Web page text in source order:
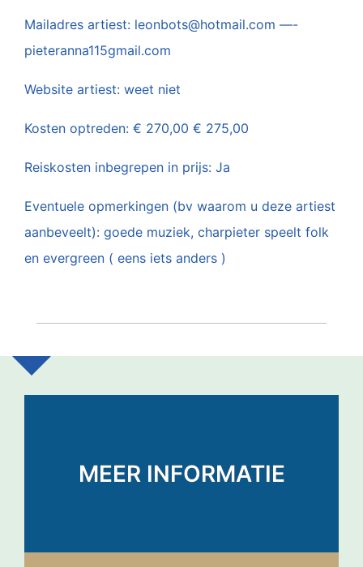
Mailadres artiest: leonbots@hotmail.com —-
pieteranna115gmail.com
Website artiest: weet niet
Kosten optreden: € 270,00 € 275,00
Reiskosten inbegrepen in prijs: Ja
Eventuele opmerkingen (bv waarom u deze artiest
aanbeveelt): goede muziek, charpieter speelt folk
en evergreen ( eens iets anders )
MEER INFORMATIE